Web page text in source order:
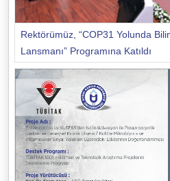
Rektörümüz, “COP31 Yolunda
Lansmanı” Programına Katıldı